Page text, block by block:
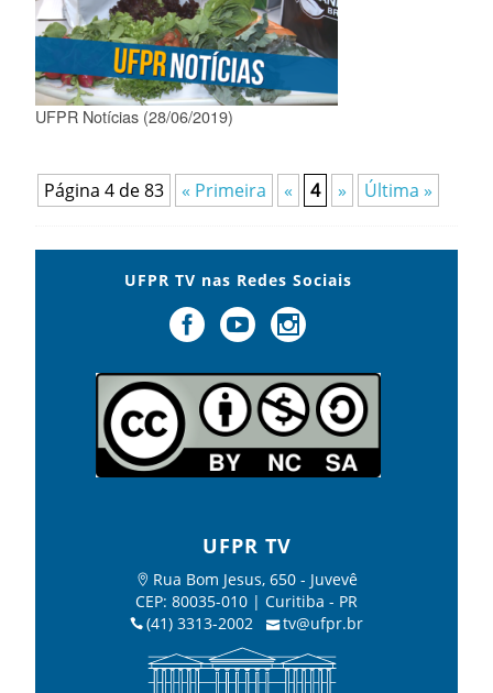
UFPR Notícias (28/06/2019)
Página 4 de 83 « Primeira « 4 » Última »
UFPR TV nas Redes Sociais
UFPR TV
Rua Bom Jesus, 650 - Juvevê
CEP: 80035-010 | Curitiba - PR
(41) 3313-2002
tv@ufpr.br